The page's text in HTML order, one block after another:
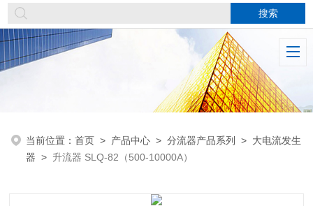
当前位置：首页 > 产品中心 >分流器产品系列 > 大电流发生
器 > 升流器 SLQ-82（500-10000A）